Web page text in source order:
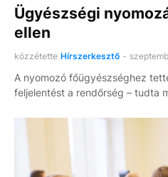
Ügyészségi
ellen
közzétette Hírszerkesztő -
A nyomozó főügyészséghez
feljelentést a rendőrség – tudta